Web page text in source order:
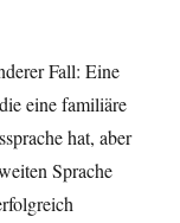
Fall: Eine
eine familiäre
hat, aber
Sprache